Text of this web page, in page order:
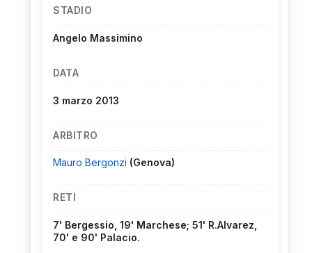
STADIO
Angelo Massimino
DATA
3 marzo 2013
ARBITRO
Mauro Bergonzi (Genova)
RETI
7' Bergessio, 19' Marchese; 51' R.Alvarez,
70' e 90' Palacio.